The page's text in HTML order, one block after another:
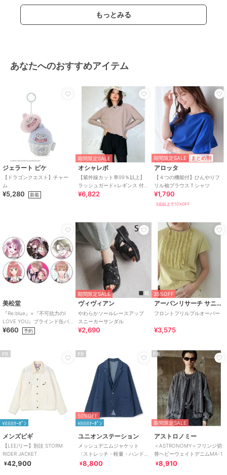
商品のお取り扱い方法
アウター・ジャケット・コート
無地/ 長袖 / ボタン
原産国
もっとみる
あなたへのおすすめアイテム
ジェラート ピケ
【ドラゴンクエスト】チャー
ム
¥5,280 新着
期間限定SALE
オシャレボ
【紫外線カット率99％以上】
ラッシュガード×レギンス 付
き タンキニ
¥6,822
期間限定SALE まとめ割
アロッタ
【４つの機能付】ひんやりフ
リル袖ブラウスＴシャツ
¥1,790
3点以上で10%OFF
美松堂
『Re:blue』×『不可抗力のI
LOVE YOU』ブラインド缶バ
ッジ（全6種）
¥660 予約
期間限定SALE
ヴィヴィアン
やわらかソールレースアップ
スニーカーサンダル
¥2,690
35%OFF
アーバンリサーチ サニーレーベル
フロントフリルプルオーバー
¥3,575
PR
¥888ｸｰﾎﾟﾝ
メンズビギ
【LEE/リー】別注 STORM
RIDER JACKET
¥42,900
PR
50%OFF
¥888ｸｰﾎﾟﾝ
ユニオンステーション
メッシュデニムジャケット
〈ストレッチ・軽量・ハンド
ウォッシャブル・通気性〉
¥8,800
PR
期間限定SALE
アストロノミー
＜ASTRONOMY＞フリンジ切
替ヘビーウェイトデニムMA-1
¥8,910